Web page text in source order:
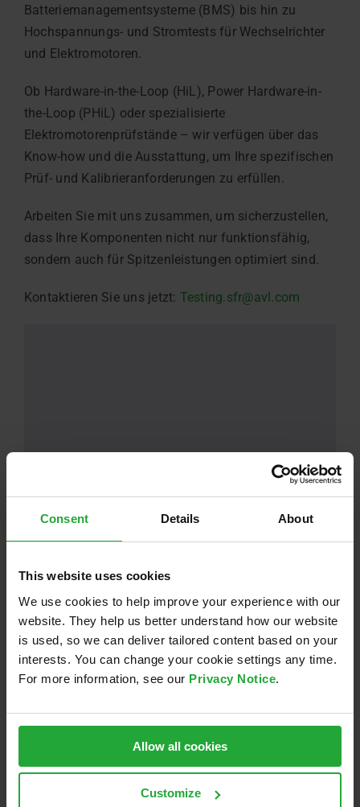
Consent Details About
This website uses cookies
We use cookies to help improve your experience with our
website. They help us better understand how our website
is used, so we can deliver tailored content based on your
interests. You can change your cookie settings any time.
For more information, see our Privacy Notice.
Allow all cookies
Customize
Batteriemanagementsysteme (BMS) bis hin zu
Hochspannungs- und Stromtests für Wechselrichter
und Elektromotoren.
Ob Hardware-in-the-Loop (HiL), Power Hardware-in-
the-Loop (PHiL) oder spezialisierte
Elektromotorenprüfstände – wir verfügen über das
Know-how und die Ausstattung, um Ihre spezifischen
Prüf- und Kalibrieranforderungen zu erfüllen.
Arbeiten Sie mit uns zusammen, um sicherzustellen,
dass Ihre Komponenten nicht nur funktionsfähig,
sondern auch für Spitzenleistungen optimiert sind.
Kontaktieren Sie uns jetzt: Testing.sfr@avl.com
Aus datenschutzrechtlichen Gründen
benötigt YouTube Ihre Einwilligung um
geladen zu werden. Mehr Informationen
Akzeptieren